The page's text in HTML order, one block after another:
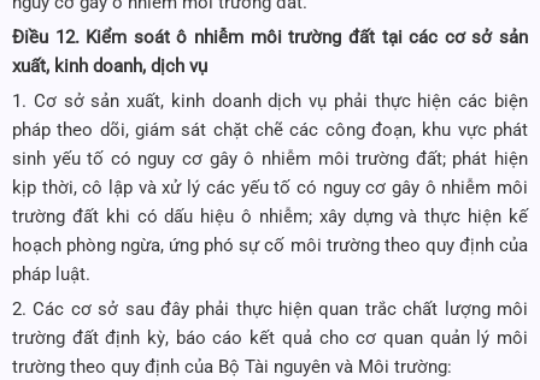
Điều 12. Kiểm soát ô nhiễm môi trường đất tại các cơ sở sản
xuất, kinh doanh, dịch vụ
1. Cơ sở sản xuất, kinh doanh dịch vụ phải thực hiện các biện
pháp theo dõi, giám sát chặt chẽ các công đoạn, khu vực phát
sinh yếu tố có nguy cơ gây ô nhiễm môi trường đất; phát hiện
kịp thời, cô lập và xử lý các yếu tố có nguy cơ gây ô nhiễm môi
trường đất khi có dấu hiệu ô nhiễm; xây dựng và thực hiện kế
hoạch phòng ngừa, ứng phó sự cố môi trường theo quy định của
pháp luật.
2. Các cơ sở sau đây phải thực hiện quan trắc chất lượng môi
trường đất định kỳ, báo cáo kết quả cho cơ quan quản lý môi
trường theo quy định của Bộ Tài nguyên và Môi trường: